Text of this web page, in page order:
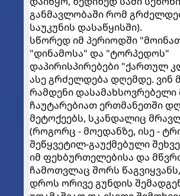
განმავლობაში რომ
საუკუნის დასაწყისში).
სწორედ იმ პერიოდში
"დინამოსა" და "ტორპედოს"
დაპირისპირებები "ქართულ
ასე გრძელდება დღემდე. ვინ
რამდენი დასამახსოვრებელი
ჩაუტარებიათ ერთმანეთში
მეტოქეებს, სკანდალიც
(როგორც - მოედანზე, ისე -
შეწყვეტილ-გაუქმებული
იმ ფეხბურთელებისა და
ჩამოთვლაც შორს
დროს ორივე გუნდის